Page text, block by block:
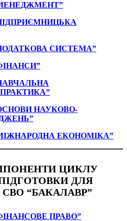
СИСТЕМА”
НАУКОВО-
ЕКОНОМІКА”
ЦИКЛУ
ДЛЯ
СВО “БАКАЛАВР”
ПРАВО”